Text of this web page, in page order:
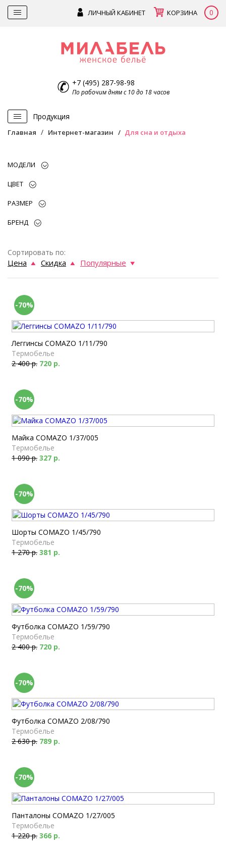
ЛИЧНЫЙ КАБИНЕТ КОРЗИНА 0
+7 (495) 287-98-98
По рабочим дням с 10 до 18 часов
Продукция
Главная Интернет-магазин Для сна и отдыха
МОДЕЛИ
ЦВЕТ
РАЗМЕР
БРЕНД
Сортировать по:
Цена Скидка Популярные
-70%
Леггинсы COMAZO 1/11/790
Термобелье
2 400 р. 720 р.
-70%
Майка COMAZO 1/37/005
Термобелье
1 090 р. 327 р.
-70%
Шорты COMAZO 1/45/790
Термобелье
1 270 р. 381 р.
-70%
Футболка COMAZO 1/59/790
Термобелье
2 400 р. 720 р.
-70%
Футболка COMAZO 2/08/790
Термобелье
2 630 р. 789 р.
-70%
Панталоны COMAZO 1/27/005
Термобелье
1 220 р. 366 р.